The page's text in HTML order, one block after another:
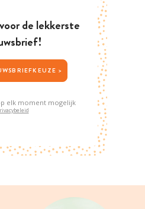
de lekkerste
JOUW NIEUWSBRIEFKEUZE >
elk moment mogelijk